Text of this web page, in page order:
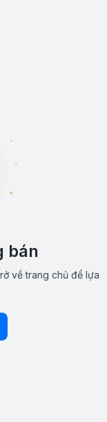
bán
về trang chủ để lựa